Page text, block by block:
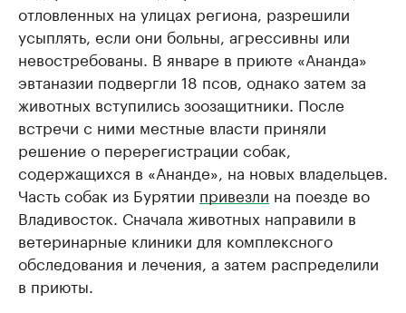
отловленных на улицах региона, разрешили
усыплять, если они больны, агрессивны или
невостребованы. В январе в приюте «Ананда»
эвтаназии подвергли 18 псов, однако затем за
животных вступились зоозащитники. После
встречи с ними местные власти приняли
решение о перерегистрации собак,
содержащихся в «Ананде», на новых владельцев.
Часть собак из Бурятии привезли на поезде во
Владивосток. Сначала животных направили в
ветеринарные клиники для комплексного
обследования и лечения, а затем распределили
в приюты.